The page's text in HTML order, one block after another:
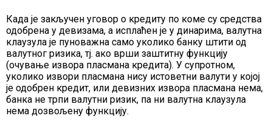
Када је закључен уговор о кредиту по коме су средства
одобрена у девизама, а исплаћен је у динарима, валутна
клаузула је пуноважна само уколико банку штити од
валутног ризика, тј. ако врши заштитну функцију
(очување извора пласмана кредита). У супротном,
уколико извори пласмана нису истоветни валути у којој
је одобрен кредит, или девизних извора пласмана нема,
банка не трпи валутни ризик, па ни валутна клаузула
нема дозвољену функцију.